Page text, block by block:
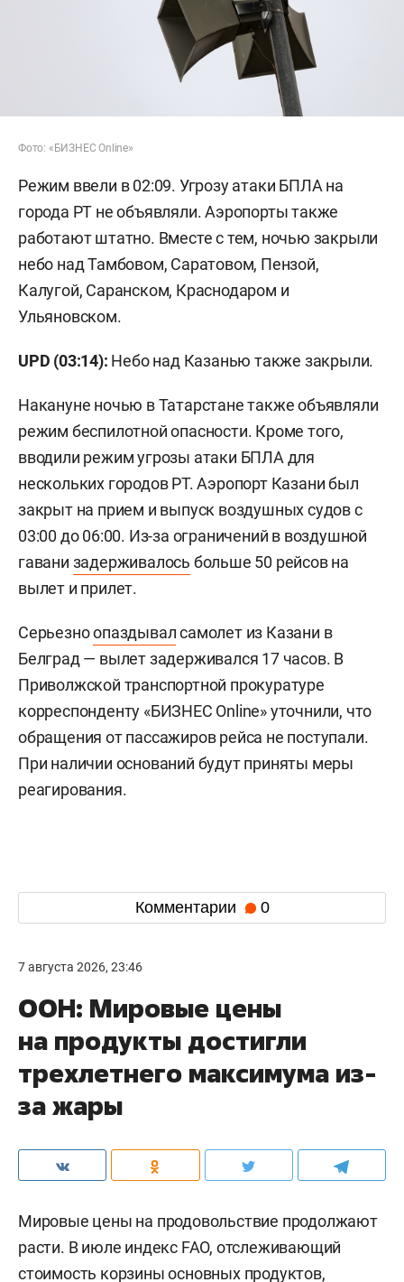
Фото: «БИЗНЕС Online»
Режим ввели в 02:09. Угрозу атаки БПЛА на
города РТ не объявляли. Аэропорты также
работают штатно. Вместе с тем, ночью закрыли
небо над Тамбовом, Саратовом, Пензой,
Калугой, Саранском, Краснодаром и
Ульяновском.
UPD (03:14): Небо над Казанью также закрыли.
Накануне ночью в Татарстане также объявляли
режим беспилотной опасности. Кроме того,
вводили режим угрозы атаки БПЛА для
нескольких городов РТ. Аэропорт Казани был
закрыт на прием и выпуск воздушных судов с
03:00 до 06:00. Из-за ограничений в воздушной
гавани задерживалось больше 50 рейсов на
вылет и прилет.
Серьезноопаздывалсамолет из Казани в
Белград — вылет задерживался 17 часов. В
Приволжской транспортной прокуратуре
корреспонденту «БИЗНЕС Online» уточнили, что
обращения от пассажиров рейса не поступали.
При наличии оснований будут приняты меры
реагирования.
Комментарии 0
7 августа 2026, 23:46
ООН: Мировые цены
на продукты достигли
трехлетнего максимума из-
за жары
Мировые цены на продовольствие продолжают
расти. В июле индекс FAO, отслеживающий
стоимость корзины основных продуктов,